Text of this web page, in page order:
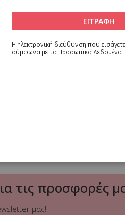
στην επιλογή.
τις προσφορές
μας!
Ενημερωτικό
Δελτίο:
ΕΓΓΡΑΦΗ
Η ηλεκτρονική διεύθυνση που
σύμφωνα με τα Προσωπικά Δεδομένα .